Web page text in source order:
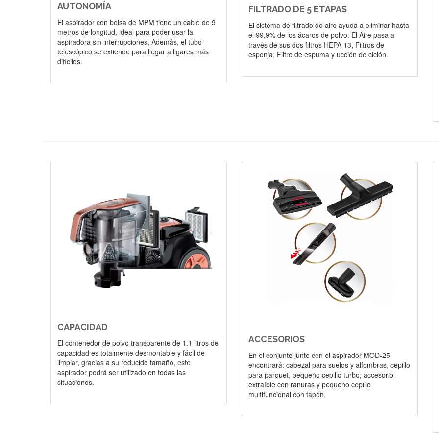
AUTONOMÍA
El aspirador con bolsa de MPM tiene un cable de 9
metros de longitud, ideal para poder usar la
aspiradora sin interrupciones, Además, el tubo
telescópico se extiende para llegar a ligares más
difíciles.
FILTRADO DE 5 ETAPAS
El sistema de filtrado de aire ayuda a eliminar hasta
el 99,9% de los ácaros de polvo. El Aire pasa a
través de sus dos filtros HEPA 13, Filtros de
esponja, Filtro de espuma y ucción de ciclón.
CAPACIDAD
El contenedor de polvo transparente de 1.1 litros de
capacidad es totalmente desmontable y fácil de
limpiar, gracias a su reducido tamaño, este
aspirador podrá ser utilizado en todas las
situaciones.
ACCESORIOS
En el conjunto junto con el aspirador MOD-25
encontrará: cabezal para suelos y alfombras, cepillo
para parquet, pequeño cepillo turbo, accesorio
extraíble con ranuras y pequeño cepillo
multifuncional con tapón.